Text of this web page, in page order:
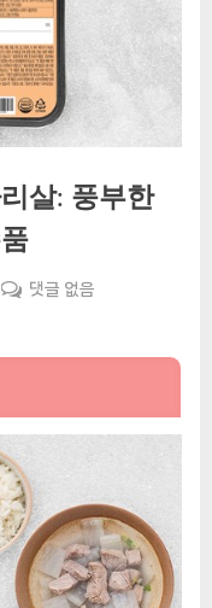
살: 풍부한
곰
기
앞
다
리
살:
댓글 없음